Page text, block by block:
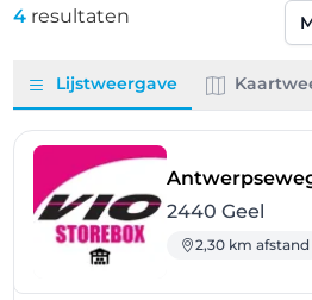
4 resultaten
Lijstweergave
2440 Geel
2,30 km afstand